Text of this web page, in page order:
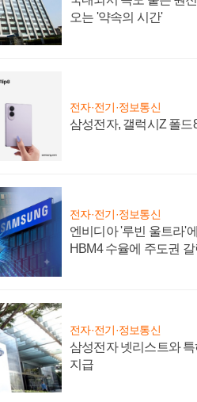
오는 '약속의 시간'
전자·전기·정보통신
삼성전자, 갤럭시Z 폴
전자·전기·정보통신
엔비디아 '루빈 울트라'
HBM4 수율에 주도권
전자·전기·정보통신
삼성전자 넷리스트와
지급